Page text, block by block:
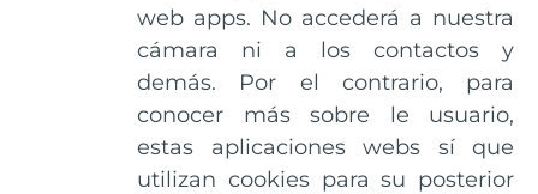
web apps. No accederá a nuestra
cámara ni a los contactos y
demás. Por el contrario, para
conocer más sobre le usuario,
estas aplicaciones webs sí que
utilizan cookies para su posterior